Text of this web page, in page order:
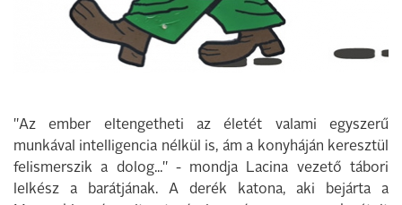
"Az ember eltengetheti az életét valami egyszerű
munkával intelligencia nélkül is, ám a konyháján keresztül
felismerszik a dolog..." - mondja Lacina vezető tábori
lelkész a barátjának. A derék katona, aki bejárta a